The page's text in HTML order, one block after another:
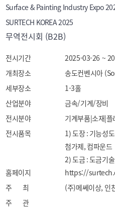
Surface & Painting Industry Expo
SURTECH KOREA 2025
무역전시회 (B2B)
전시기간
2025-03-26 ~
개최장소
송도컨벤시아
세부장소
1-3홀
산업분야
금속/기계/장비
전시분야
기계부품|소재|플
전시품목
1) 도장 : 기능성
첨가제, 컴파운드
2) 도금 : 도금기
기술, 첨가제
3) 표면처리 : 열
홈페이지
https://
주 최
주 관